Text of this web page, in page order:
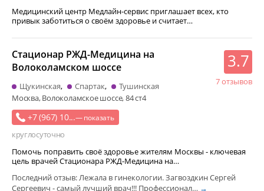
Медицинский центр Медлайн-сервис приглашает всех, кто
привык заботиться о своём здоровье и считает…
+7 (967) 10...— показать
круглосуточно
Стационар РЖД-Медицина на
Волоколамском шоссе
3.7
7 отзывов
Щукинская Спартак
Тушинская
Москва, Волоколамское шоссе, 84 ст4
Помочь поправить своё здоровье жителям Москвы - ключевая
цель врачей Стационара РЖД-Медицина на…
Последний отзыв: Лежала в гинекологии. Загвоздкин Сергей
Сергеевич - самый лучший врач!!! Профессионал… →